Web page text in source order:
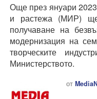
Още през януари
и растежа (МИР) ще
получаване на
модернизация на
творческите
Министерството.
от